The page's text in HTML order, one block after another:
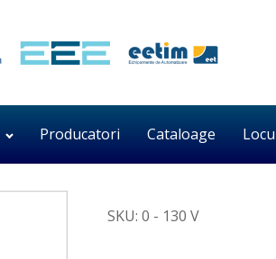
Producatori Cataloage
SKU: 0 - 130 V